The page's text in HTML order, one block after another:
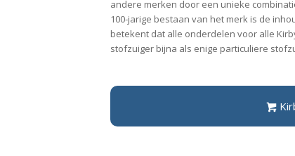
andere merken door een unieke
100-jarige bestaan van het merk is de
betekent dat alle onderdelen voor alle
stofzuiger bijna als enige particuliere